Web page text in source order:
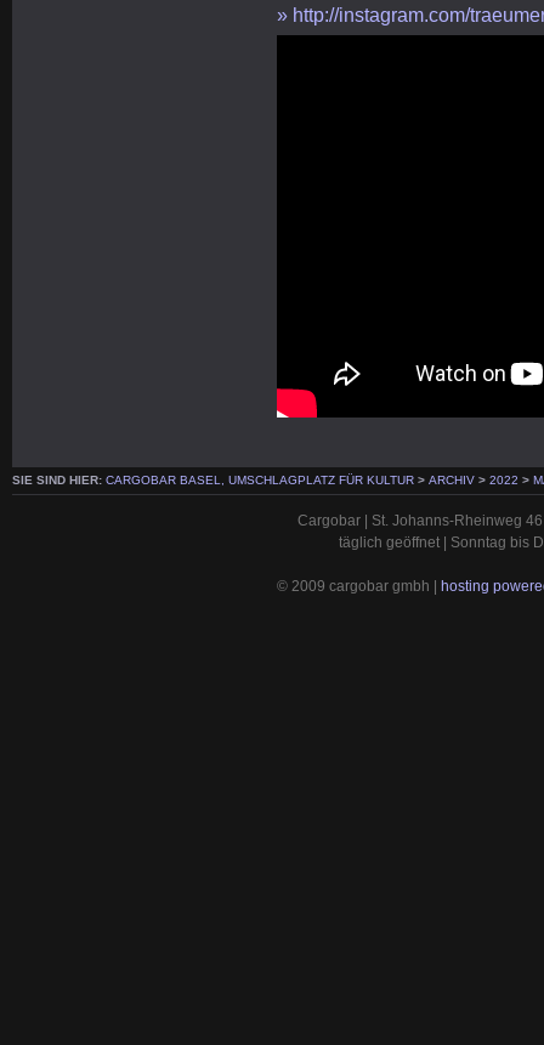
» http://instagram.com/
SIE SIND HIER: CARGOBAR BASEL, UMSCHLAGPLATZ FÜR KULTUR > ARCHIV > 2022 >
Cargobar | St. Johanns-Rheinweg
täglich geöffnet | Sonntag bis
© 2009 cargobar gmbh | hosting